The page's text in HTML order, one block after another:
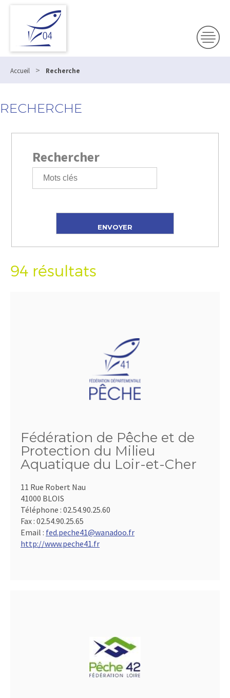
Accueil > Recherche
RECHERCHE
Rechercher
94 résultats
Fédération de Pêche et de
Protection du Milieu
Aquatique du Loir-et-Cher
11 Rue Robert Nau
41000 BLOIS
Téléphone : 02.54.90.25.60
Fax : 02.54.90.25.65
Email : fed.peche41@wanadoo.fr
http://www.peche41.fr